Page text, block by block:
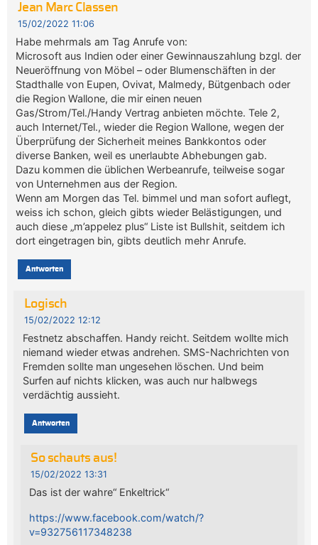
Jean Marc Classen
15/02/2022 11:06
Habe mehrmals am Tag Anrufe von:
Microsoft aus Indien oder einer Gewinnauszahlung bzgl. der
Neueröffnung von Möbel – oder Blumenschäften in der
Stadthalle von Eupen, Ovivat, Malmedy, Bütgenbach oder
die Region Wallone, die mir einen neuen
Gas/Strom/Tel./Handy Vertrag anbieten möchte. Tele 2,
auch Internet/Tel., wieder die Region Wallone, wegen der
Überprüfung der Sicherheit meines Bankkontos oder
diverse Banken, weil es unerlaubte Abhebungen gab.
Dazu kommen die üblichen Werbeanrufe, teilweise sogar
von Unternehmen aus der Region.
Wenn am Morgen das Tel. bimmel und man sofort auflegt,
weiss ich schon, gleich gibts wieder Belästigungen, und
auch diese „m’appelez plus“ Liste ist Bullshit, seitdem ich
dort eingetragen bin, gibts deutlich mehr Anrufe.
Antworten
Logisch
15/02/2022 12:12
Festnetz abschaffen. Handy reicht. Seitdem wollte mich
niemand wieder etwas andrehen. SMS-Nachrichten von
Fremden sollte man ungesehen löschen. Und beim
Surfen auf nichts klicken, was auch nur halbwegs
verdächtig aussieht.
Antworten
So schauts aus!
15/02/2022 13:31
Das ist der wahre“ Enkeltrick“
https://www.facebook.com/watch/?
v=932756117348238